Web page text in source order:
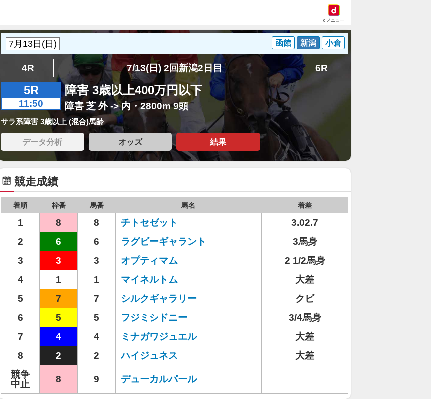
dメニュー
函館 新潟 小倉
4R 7/13(日) 2回新潟2日目 6R
5R
11:50
障害 3歳以上400万円以下
障害 芝 外 -> 内・2800m 9頭
サラ系障害 3歳以上 (混合)馬齢
データ分析 オッズ 結果
競走成績
着順 枠番 馬番 馬名 着差
1 8 8 チトセゼット
3.02.7
2
6 6 ラグビーギャラント
3馬身
3
3 3 オプティマム
2 1/2馬身
4
1 1 マイネルトム
大差
5
7 7 シルクギャラリー
クビ
6
5 5 フジミシドニー
3/4馬身
7
4 4 ミナガワジュエル
大差
8
2 2 ハイジュネス
大差
競争
中止
8 9 デューカルパール